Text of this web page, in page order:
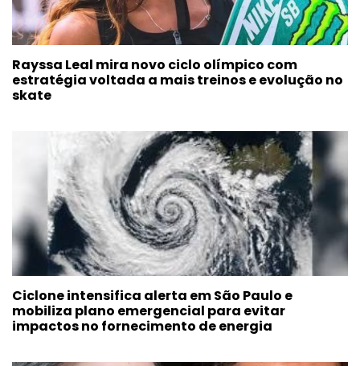
Rayssa Leal mira novo ciclo olímpico com
estratégia voltada a mais treinos e evolução no
skate
Ciclone intensifica alerta em São Paulo e
mobiliza plano emergencial para evitar
impactos no fornecimento de energia